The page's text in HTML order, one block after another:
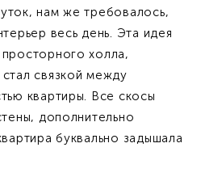
нам же требовалось,
весь день. Эта идея
холла,
связкой между
квартиры. Все скосы
дополнительно
буквально задышала